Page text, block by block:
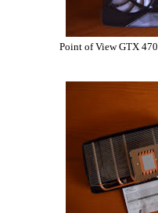
Point of View GTX